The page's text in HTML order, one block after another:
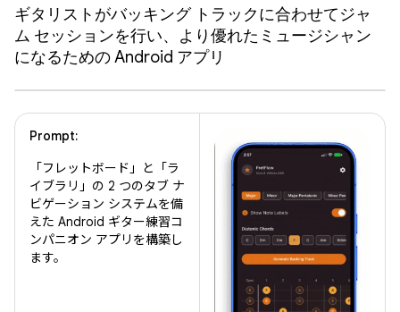
ギタリストがバッキング トラックに合わせてジャ
ム セッションを行い、より優れたミュージシャン
になるための Android アプリ
Prompt:
「フレットボード」と「ラ
イブラリ」の 2 つのタブ ナ
ビゲーション システムを備
えた Android ギター練習コ
ンパニオン アプリを構築し
ます。